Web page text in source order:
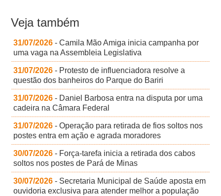
Veja também
31/07/2026 - Camila Mão Amiga inicia campanha por
uma vaga na Assembleia Legislativa
31/07/2026 - Protesto de influenciadora resolve a
questão dos banheiros do Parque do Bariri
31/07/2026 - Daniel Barbosa entra na disputa por uma
cadeira na Câmara Federal
31/07/2026 - Operação para retirada de fios soltos nos
postes entra em ação e agrada moradores
30/07/2026 - Força-tarefa inicia a retirada dos cabos
soltos nos postes de Pará de Minas
30/07/2026 - Secretaria Municipal de Saúde aposta em
ouvidoria exclusiva para atender melhor a população